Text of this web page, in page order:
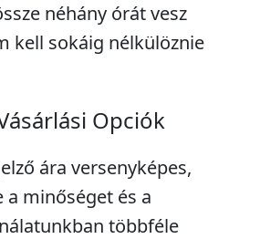
néhány órát vesz
kell sokáig nélkülöznie
Opciók
ára versenyképes,
a minőséget és a
többféle